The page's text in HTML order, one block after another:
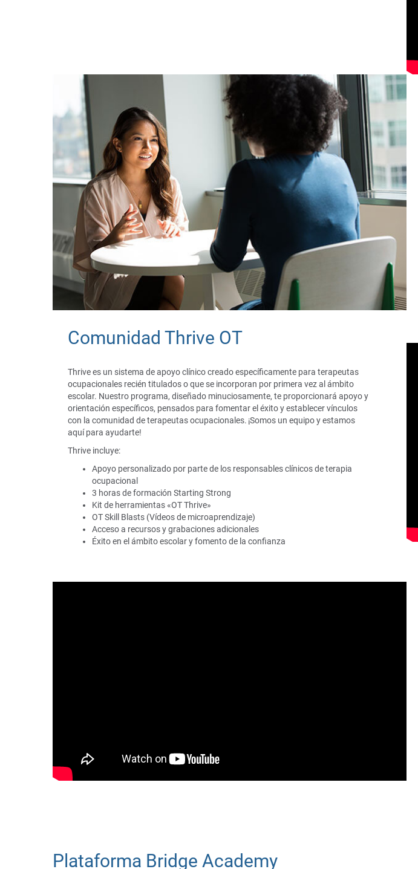
Comunidad Thrive OT
Thrive es un sistema de apoyo clínico creado específicamente para terapeutas
ocupacionales recién titulados o que se incorporan por primera vez al ámbito
escolar. Nuestro programa, diseñado minuciosamente, te proporcionará apoyo y
orientación específicos, pensados para fomentar el éxito y establecer vínculos
con la comunidad de terapeutas ocupacionales. ¡Somos un equipo y estamos
aquí para ayudarte!
Thrive incluye:
Apoyo personalizado por parte de los responsables clínicos de terapia
ocupacional
3 horas de formación Starting Strong
Kit de herramientas «OT Thrive»
OT Skill Blasts (Vídeos de microaprendizaje)
Acceso a recursos y grabaciones adicionales
Éxito en el ámbito escolar y fomento de la confianza
Plataforma Bridge Academy